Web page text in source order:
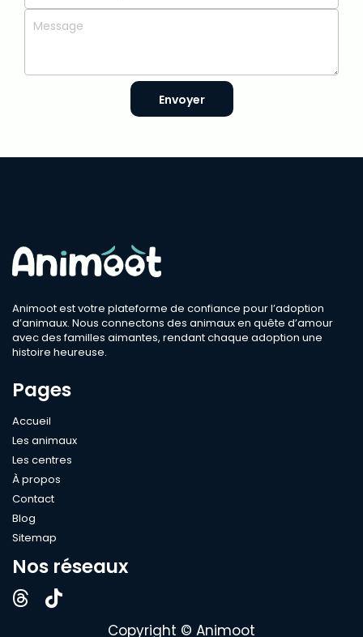
Envoyer
Animoot est votre plateforme de confiance pour l’adoption
d’animaux. Nous connectons des animaux en quête d’amour
avec des familles aimantes, rendant chaque adoption une
histoire heureuse.
Pages
Accueil
Les animaux
Les centres
À propos
Contact
Blog
Sitemap
Nos réseaux
Copyright © Animoot